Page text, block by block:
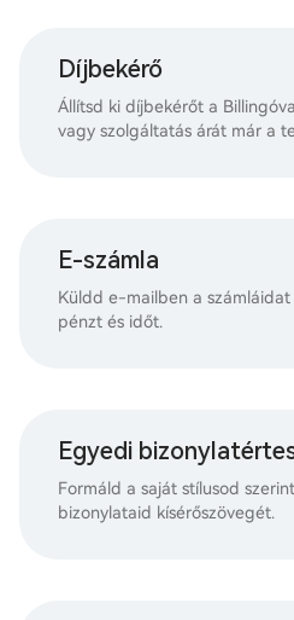
Díjbekérő
Állítsd ki díjbekérőt a
vagy szolgáltatás árát már a
E-számla
Küldd e-mailben a
pénzt és időt.
Egyedi
Formáld a saját stílusod
bizonylataid kísérőszövegét.